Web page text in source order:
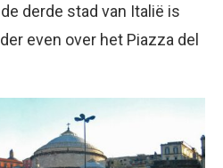
derde stad van Italië is
even over het Piazza del